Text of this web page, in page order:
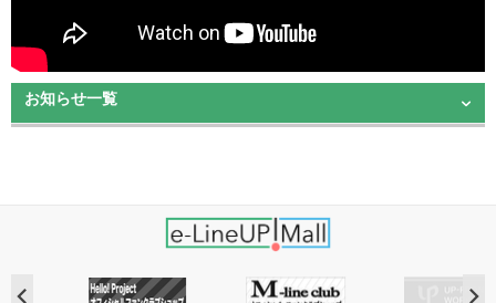
お知らせ一覧